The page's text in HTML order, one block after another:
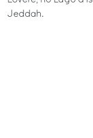
Jeddah.